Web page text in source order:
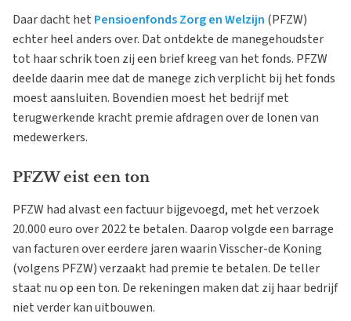
Daar dacht het Pensioenfonds Zorg en Welzijn (PFZW)
echter heel anders over. Dat ontdekte de manegehoudster
tot haar schrik toen zij een brief kreeg van het fonds. PFZW
deelde daarin mee dat de manege zich verplicht bij het fonds
moest aansluiten. Bovendien moest het bedrijf met
terugwerkende kracht premie afdragen over de lonen van
medewerkers.
PFZW eist een ton
PFZW had alvast een factuur bijgevoegd, met het verzoek
20.000 euro over 2022 te betalen. Daarop volgde een barrage
van facturen over eerdere jaren waarin Visscher-de Koning
(volgens PFZW) verzaakt had premie te betalen. De teller
staat nu op een ton. De rekeningen maken dat zij haar bedrijf
niet verder kan uitbouwen.